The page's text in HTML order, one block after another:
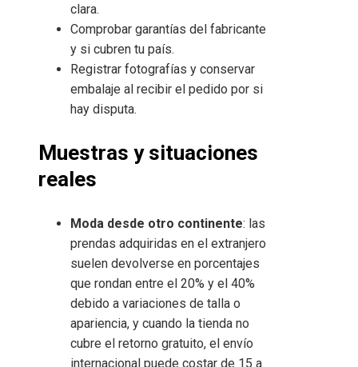
clara.
Comprobar garantías del fabricante
y si cubren tu país.
Registrar fotografías y conservar
embalaje al recibir el pedido por si
hay disputa.
Muestras y situaciones
reales
Moda desde otro continente: las
prendas adquiridas en el extranjero
suelen devolverse en porcentajes
que rondan entre el 20% y el 40%
debido a variaciones de talla o
apariencia, y cuando la tienda no
cubre el retorno gratuito, el envío
internacional puede costar de 15 a